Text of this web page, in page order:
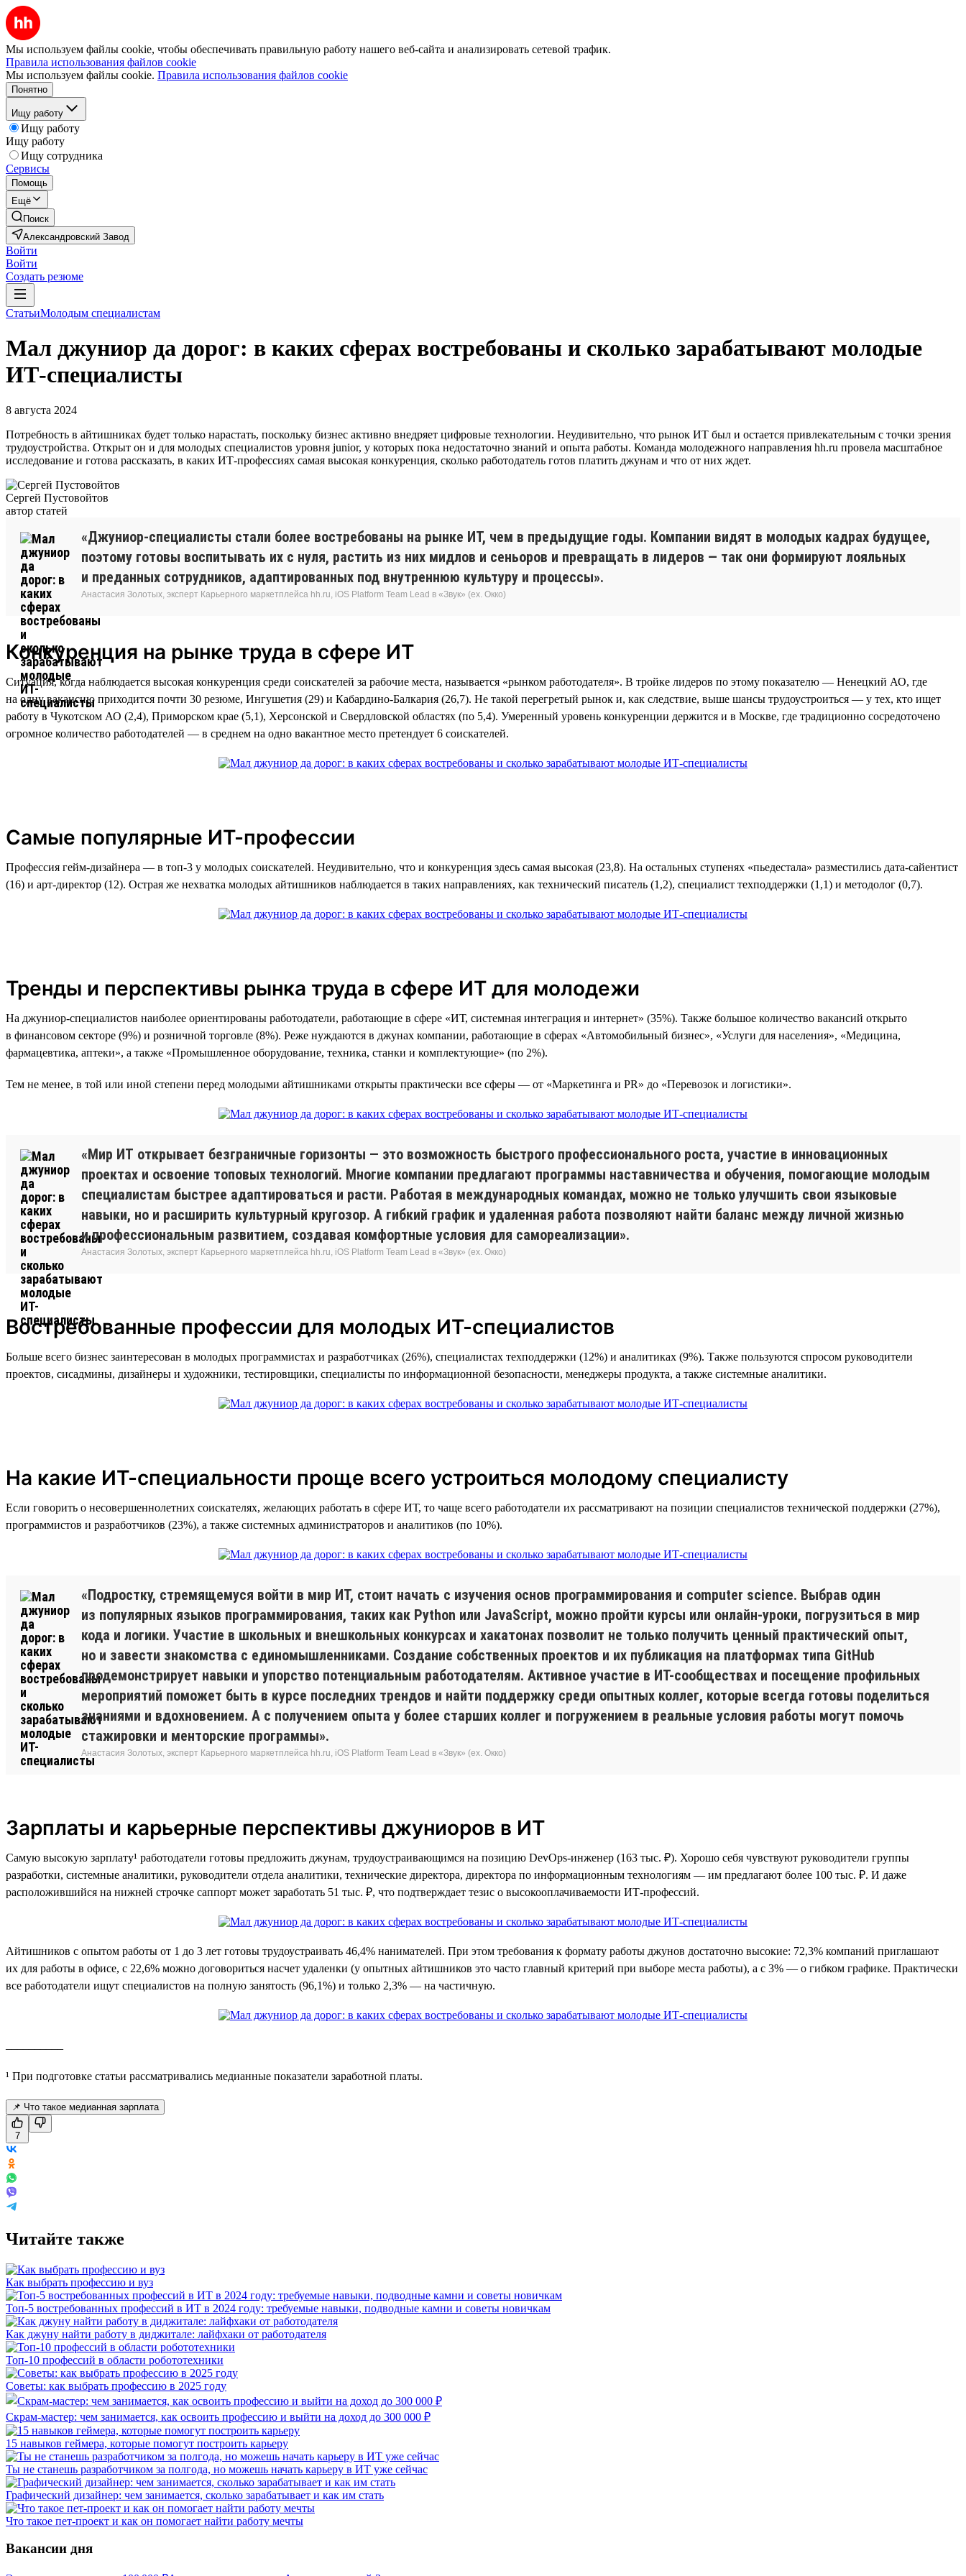
Мы используем файлы cookie, чтобы обеспечивать правильную работу нашего веб-сайта и анализировать сетевой трафик.
Правила использования файлов cookie
Мы используем файлы cookie. Правила использования файлов cookie
Понятно
Ищу работу
Ищу работу
Ищу работу
Ищу сотрудника
Сервисы
Помощь
Ещё
Поиск
Александровский Завод
Войти
Войти
Создать резюме
СтатьиМолодым специалистам
Мал джуниор да дорог: в каких сферах востребованы и сколько зарабатывают молодые
ИТ-специалисты
8 августа 2024
Потребность в айтишниках будет только нарастать, поскольку бизнес активно внедряет цифровые технологии. Неудивительно, что рынок ИТ был и остается привлекательным с точки зрения
трудоустройства. Открыт он и для молодых специалистов уровня junior, у которых пока недостаточно знаний и опыта работы. Команда молодежного направления hh.ru провела масштабное
исследование и готова рассказать, в каких ИТ-профессиях самая высокая конкуренция, сколько работодатель готов платить джунам и что от них ждет.
Сергей Пустовойтов
автор статей
«Джуниор-специалисты стали более востребованы на рынке ИТ, чем в предыдущие годы. Компании видят в молодых кадрах будущее,
поэтому готовы воспитывать их с нуля, растить из них мидлов и сеньоров и превращать в лидеров — так они формируют лояльных
и преданных сотрудников, адаптированных под внутреннюю культуру и процессы».
Анастасия Золотых, эксперт Карьерного маркетплейса hh.ru, iOS Platform Team Lead в «Звук» (ex. Окко)
Конкуренция на рынке труда в сфере ИТ
Ситуация, когда наблюдается высокая конкуренция среди соискателей за рабочие места, называется «рынком работодателя». В тройке лидеров по этому показателю — Ненецкий АО, где
на одну вакансию приходится почти 30 резюме, Ингушетия (29) и Кабардино-Балкария (26,7). Не такой перегретый рынок и, как следствие, выше шансы трудоустроиться — у тех, кто ищет
работу в Чукотском АО (2,4), Приморском крае (5,1), Херсонской и Свердловской областях (по 5,4). Умеренный уровень конкуренции держится и в Москве, где традиционно сосредоточено
огромное количество работодателей — в среднем на одно вакантное место претендует 6 соискателей.
Самые популярные ИТ-профессии
Профессия гейм-дизайнера — в топ-3 у молодых соискателей. Неудивительно, что и конкуренция здесь самая высокая (23,8). На остальных ступенях «пьедестала» разместились дата-сайентист
(16) и арт-директор (12). Острая же нехватка молодых айтишников наблюдается в таких направлениях, как технический писатель (1,2), специалист техподдержки (1,1) и методолог (0,7).
Тренды и перспективы рынка труда в сфере ИТ для молодежи
На джуниор-специалистов наиболее ориентированы работодатели, работающие в сфере «ИТ, системная интеграция и интернет» (35%). Также большое количество вакансий открыто
в финансовом секторе (9%) и розничной торговле (8%). Реже нуждаются в джунах компании, работающие в сферах «Автомобильный бизнес», «Услуги для населения», «Медицина,
фармацевтика, аптеки», а также «Промышленное оборудование, техника, станки и комплектующие» (по 2%).
Тем не менее, в той или иной степени перед молодыми айтишниками открыты практически все сферы — от «Маркетинга и PR» до «Перевозок и логистики».
«Мир ИТ открывает безграничные горизонты — это возможность быстрого профессионального роста, участие в инновационных
проектах и освоение топовых технологий. Многие компании предлагают программы наставничества и обучения, помогающие молодым
специалистам быстрее адаптироваться и расти. Работая в международных командах, можно не только улучшить свои языковые
навыки, но и расширить культурный кругозор. А гибкий график и удаленная работа позволяют найти баланс между личной жизнью
и профессиональным развитием, создавая комфортные условия для самореализации».
Анастасия Золотых, эксперт Карьерного маркетплейса hh.ru, iOS Platform Team Lead в «Звук» (ex. Окко)
Востребованные профессии для молодых ИТ-специалистов
Больше всего бизнес заинтересован в молодых программистах и разработчиках (26%), специалистах техподдержки (12%) и аналитиках (9%). Также пользуются спросом руководители
проектов, сисадмины, дизайнеры и художники, тестировщики, специалисты по информационной безопасности, менеджеры продукта, а также системные аналитики.
На какие ИТ-специальности проще всего устроиться молодому специалисту
Если говорить о несовершеннолетних соискателях, желающих работать в сфере ИТ, то чаще всего работодатели их рассматривают на позиции специалистов технической поддержки (27%),
программистов и разработчиков (23%), а также системных администраторов и аналитиков (по 10%).
«Подростку, стремящемуся войти в мир ИТ, стоит начать с изучения основ программирования и computer science. Выбрав один
из популярных языков программирования, таких как Python или JavaScript, можно пройти курсы или онлайн-уроки, погрузиться в мир
кода и логики. Участие в школьных и внешкольных конкурсах и хакатонах позволит не только получить ценный практический опыт,
но и завести знакомства с единомышленниками. Создание собственных проектов и их публикация на платформах типа GitHub
продемонстрирует навыки и упорство потенциальным работодателям. Активное участие в ИТ-сообществах и посещение профильных
мероприятий поможет быть в курсе последних трендов и найти поддержку среди опытных коллег, которые всегда готовы поделиться
знаниями и вдохновением. А с получением опыта у более старших коллег и погружением в реальные условия работы могут помочь
стажировки и менторские программы».
Анастасия Золотых, эксперт Карьерного маркетплейса hh.ru, iOS Platform Team Lead в «Звук» (ex. Окко)
Зарплаты и карьерные перспективы джуниоров в ИТ
Самую высокую зарплату¹ работодатели готовы предложить джунам, трудоустраивающимся на позицию DevOps-инженер (163 тыс. ₽). Хорошо себя чувствуют руководители группы
разработки, системные аналитики, руководители отдела аналитики, технические директора, директора по информационным технологиям — им предлагают более 100 тыс. ₽. И даже
расположившийся на нижней строчке саппорт может заработать 51 тыс. ₽, что подтверждает тезис о высокооплачиваемости ИТ-профессий.
Айтишников с опытом работы от 1 до 3 лет готовы трудоустраивать 46,4% нанимателей. При этом требования к формату работы джунов достаточно высокие: 72,3% компаний приглашают
их для работы в офисе, с 22,6% можно договориться насчет удаленки (у опытных айтишников это часто главный критерий при выборе места работы), а с 3% — о гибком графике. Практически
все работодатели ищут специалистов на полную занятость (96,1%) и только 2,3% — на частичную.
¹ При подготовке статьи рассматривались медианные показатели заработной платы.
📌 Что такое медианная зарплата
7
Читайте также
Как выбрать профессию и вуз
Топ-5 востребованных профессий в ИТ в 2024 году: требуемые навыки, подводные камни и советы новичкам
Как джуну найти работу в диджитале: лайфхаки от работодателя
Топ-10 профессий в области робототехники
Советы: как выбрать профессию в 2025 году
Скрам-мастер: чем занимается, как освоить профессию и выйти на доход до 300 000 ₽
15 навыков геймера, которые помогут построить карьеру
Ты не станешь разработчиком за полгода, но можешь начать карьеру в ИТ уже сейчас
Графический дизайнер: чем занимается, сколько зарабатывает и как им стать
Что такое пет-проект и как он помогает найти работу мечты
Вакансии дня